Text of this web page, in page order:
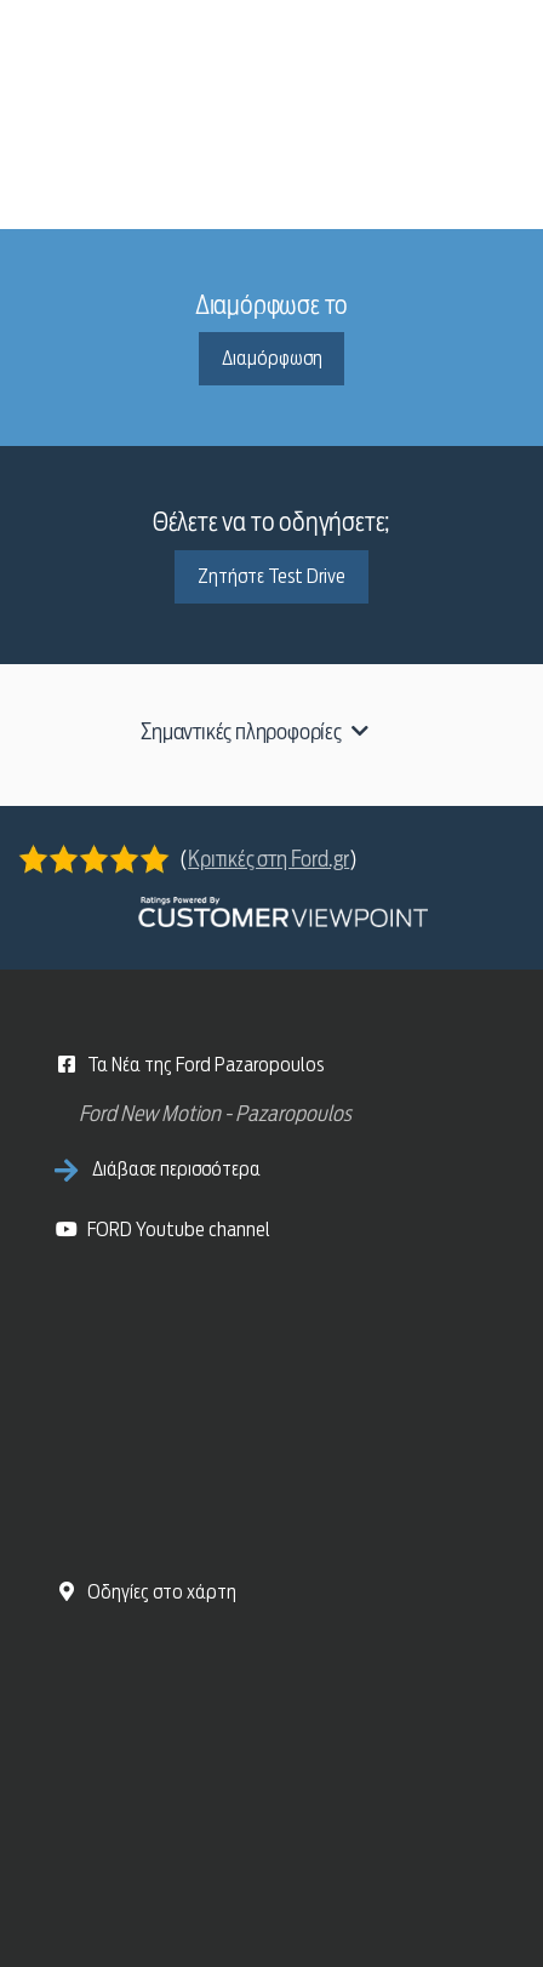
Διαμόρφωσε το
Διαμόρφωση
Θέλετε να το οδηγήσετε;
Ζητήστε Test Drive
Σημαντικές πληροφορίες
(Κριτικές στη Ford.gr)
Τα Νέα της Ford Pazaropoulos
Ford New Motion - Pazaropoulos
Διάβασε περισσότερα
FORD Youtube channel
Οδηγίες στο χάρτη